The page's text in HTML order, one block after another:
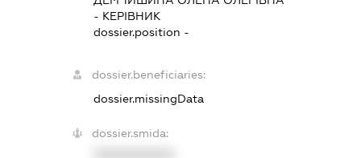
- КЕРІВНИК
dossier.position -
dossier.beneficiaries:
dossier.missingData
dossier.smida: